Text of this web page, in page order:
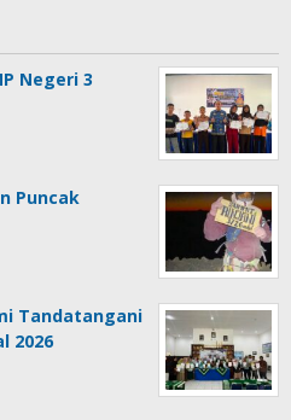
Negeri 3
Puncak
Tandatangani
2026